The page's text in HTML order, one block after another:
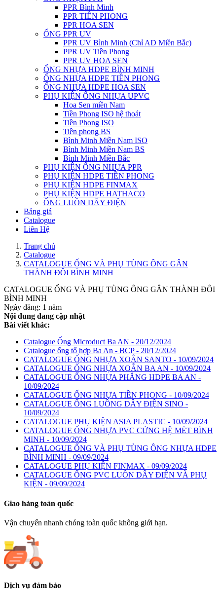
PPR Bình Minh
PPR TIỀN PHONG
PPR HOA SEN
ỐNG PPR UV
PPR UV Bình Minh (Chỉ AD Miền Bắc)
PPR UV Tiền Phong
PPR UV HOA SEN
ỐNG NHỰA HDPE BÌNH MINH
ỐNG NHỰA HDPE TIỀN PHONG
ỐNG NHỰA HDPE HOA SEN
PHỤ KIỆN ỐNG NHỰA UPVC
Hoa Sen miền Nam
Tiền Phong ISO hệ thoát
Tiền Phong ISO
Tiền phong BS
Bình Minh Miền Nam ISO
Bình Minh Miền Nam BS
Bình Minh Miền Bắc
PHỤ KIỆN ỐNG NHỰA PPR
PHỤ KIỆN HDPE TIỀN PHONG
PHỤ KIỆN HDPE FINMAX
PHỤ KIỆN HDPE HATHACO
ỐNG LUỒN DÂY ĐIỆN
Bảng giá
Catalogue
Liên Hệ
Trang chủ
Catalogue
CATALOGUE ỐNG VÀ PHỤ TÙNG ÔNG GÂN
THÀNH ĐÔI BÌNH MINH
CATALOGUE ỐNG VÀ PHỤ TÙNG ÔNG GÂN THÀNH ĐÔI
BÌNH MINH
Ngày đăng: 1 năm
Nội dung đang cập nhật
Bài viết khác:
Catalogue Ống Microduct Ba AN - 20/12/2024
Catalogue ống tổ hợp Ba An - BCP - 20/12/2024
CATALOGUE ỐNG NHỰA XOẮN SANTO - 10/09/2024
CATALOGUE ỐNG NHỰA XOẮN BA AN - 10/09/2024
CATALOGUE ỐNG NHỰA PHẲNG HDPE BA AN -
10/09/2024
CATALOGUE ỐNG NHỰA TIỀN PHONG - 10/09/2024
CATALOGUE ỐNG LUỒNG DÂY ĐIỆN SINO -
10/09/2024
CATALOGUE PHỤ KIỆN ASIA PLASTIC - 10/09/2024
CATALOGUE ỐNG NHỰA PVC CỨNG HỆ MÉT BÌNH
MINH - 10/09/2024
CATALOGUE ỐNG VÀ PHỤ TÙNG ÔNG NHỰA HDPE
BÌNH MINH - 09/09/2024
CATALOGUE PHỤ KIỆN FINMAX - 09/09/2024
CATALOGUE ỐNG PVC LUỒN DÂY ĐIỆN VÀ PHỤ
KIỆN - 09/09/2024
Giao hàng toàn quốc
Vận chuyển nhanh chóng toàn quốc không giới hạn.
Dịch vụ đảm bảo